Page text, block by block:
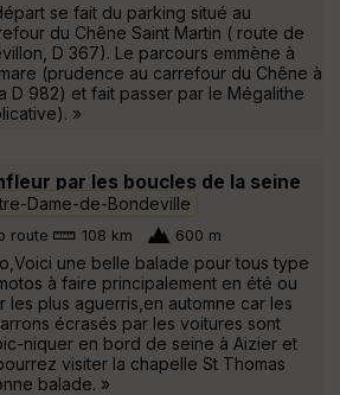
se fait du parking situé au
du Chêne Saint Martin ( route de
D 367). Le parcours emmène à
(prudence au carrefour du Chêne à
D 982) et fait passer par le Mégalithe
»
par les boucles de la seine
Dame-de-Bondeville
route 108 km 600 m
une belle balade pour tous type
à faire principalement en été ou
les plus aguerris,en automne car les
écrasés par les voitures sont
niquer en bord de seine à Aizier et
visiter la chapelle St Thomas
balade. »